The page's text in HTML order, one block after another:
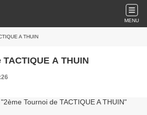
MENU
A THUIN
A THUIN